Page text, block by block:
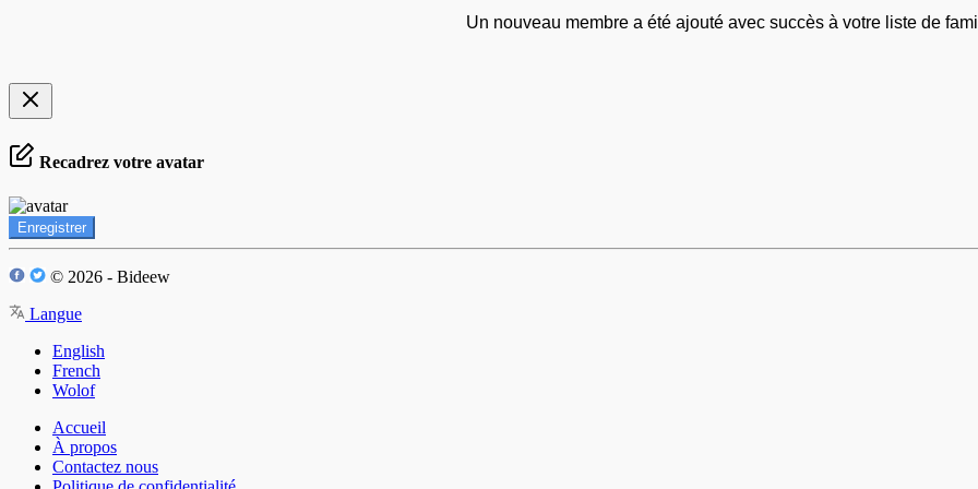
Un nouveau membre a été ajouté avec succès à votre liste de
Recadrez votre avatar
Enregistrer
© 2026 - Bideew
Langue
English
French
Wolof
Accueil
À propos
Contactez nous